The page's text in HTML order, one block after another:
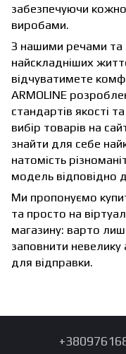
забезпечуючи
виробами.
З нашими речами та
найскладніших
відчуватимете
ARMOLINE
стандартів якості
вибір товарів на
знайти для себе
натомість
модель відповідно
Ми пропонуємо
та просто на
магазину: варто
заповнити невелику
для відправки.